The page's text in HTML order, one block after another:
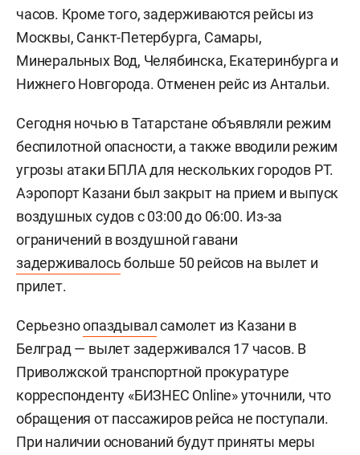
часов. Кроме того, задерживаются рейсы из
Москвы, Санкт-Петербурга, Самары,
Минеральных Вод, Челябинска, Екатеринбурга и
Нижнего Новгорода. Отменен рейс из Антальи.
Сегодня ночью в Татарстане объявляли режим
беспилотной опасности, а также вводили режим
угрозы атаки БПЛА для нескольких городов РТ.
Аэропорт Казани был закрыт на прием и выпуск
воздушных судов с 03:00 до 06:00. Из-за
ограничений в воздушной гавани
задерживалосьбольше 50 рейсов на вылет и
прилет.
Серьезноопаздывалсамолет из Казани в
Белград — вылет задерживался 17 часов. В
Приволжской транспортной прокуратуре
корреспонденту «БИЗНЕС Online» уточнили, что
обращения от пассажиров рейса не поступали.
При наличии оснований будут приняты меры